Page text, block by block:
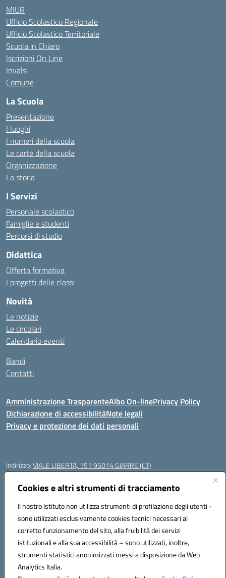
Cookies e altri strumenti di tracciamento
Il nostro Istituto non utilizza strumenti di profilazione degli utenti -
sono utilizzati esclusivamente cookies tecnici necessari al
corretto funzionamento del sito, alla fruibilità dei servizi
istituzionali e alla sua accessibilità – sono utilizzati, inoltre,
strumenti statistici anonimizzati messi a disposizione da Web
Analytics Italia.
MIUR
Ufficio Scolastico Regionale
Ufficio Scolastico Territoriale
Scuola in Chiaro
Iscrizioni On Line
Invalsi
Comune
La Scuola
Presentazione
I luoghi
I numeri della scuola
Le carte della scuola
Organizzazione
La storia
I Servizi
Personale scolastico
Famiglie e studenti
Percorsi di studio
Didattica
Offerta formativa
I progetti delle classi
Novità
Le notizie
Le circolari
Calendario eventi
Bandi
Contatti
Amministrazione TrasparenteAlbo On-linePrivacy Policy
Dichiarazione di accessibilitàNote legali
Privacy e protezione dei dati personali
Indirizzo:VIALE LIBERTA’, 151 95014 GIARRE (CT)
Centralino:
Posta elettronica certificata (PEC):ctmm151004@pec.istruzione.it
Codice fiscale: 92032760875
Codice meccanografico:CTMM151004
Codice Indice delle Pubbliche Amministrazioni (IPA): cpiacd
Codice unico di fatturazione (CUF): UF783Q
Hosting & Powered by 3D Solution S.r.l.